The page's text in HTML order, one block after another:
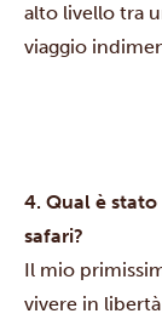
alto livello tra
viaggio
4. Qual è
safari?
Il mio
vivere in